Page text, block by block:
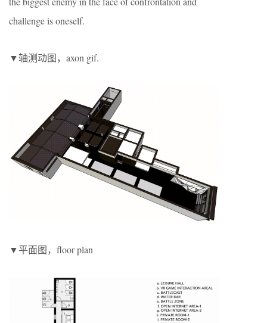
challenge is oneself.
▼轴测动图，axon gif.
▼平面图，floor plan